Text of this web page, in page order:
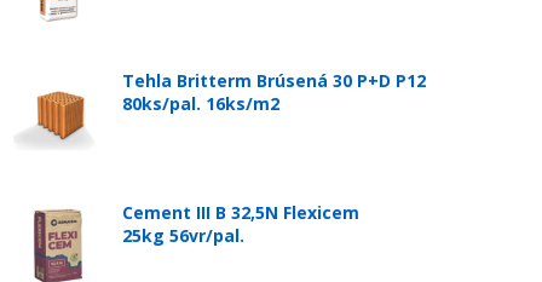
Tehla Britterm Brúsená 30 P+D P12
80ks/pal. 16ks/m2
Cement III B 32,5N Flexicem
25kg 56vr/pal.